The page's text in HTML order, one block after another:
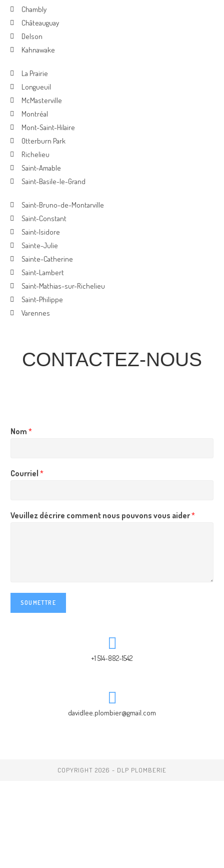
Chambly
Châteauguay
Delson
Kahnawake
La Prairie
Longueuil
McMasterville
Montréal
Mont-Saint-Hilaire
Otterburn Park
Richelieu
Saint-Amable
Saint-Basile-le-Grand
Saint-Bruno-de-Montarville
Saint-Constant
Saint-Isidore
Sainte-Julie
Sainte-Catherine
Saint-Lambert
Saint-Mathias-sur-Richelieu
Saint-Philippe
Varennes
CONTACTEZ-NOUS
Nom *
Courriel *
Veuillez décrire comment nous pouvons vous aider*
SOUMETTRE
+1 514-882-1542
davidlee.plombier@gmail.com
COPYRIGHT 2026 - DLP PLOMBERIE